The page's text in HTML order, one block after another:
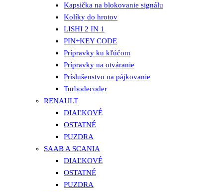
Kapsička na blokovanie signálu
Kolíky do hrotov
LISHI 2 IN 1
PIN+KEY CODE
Prípravky ku kľúčom
Prípravky na otváranie
Príslušenstvo na pájkovanie
Turbodecoder
RENAULT
DIAĽKOVÉ
OSTATNÉ
PUZDRA
SAAB A SCANIA
DIAĽKOVÉ
OSTATNÉ
PUZDRA